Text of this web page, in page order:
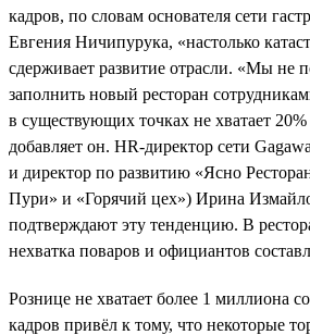
кадров, по словам основателя сети
Евгения Ничипурука, «настолько
сдерживает развитие отрасли. «Мы не
заполнить новый ресторан
в существующих точках не хватает
добавляет он. HR-директор сети
и директор по развитию «Ясно
Пури» и «Горячий цех») Ирина
подтверждают эту тенденцию. В
нехватка поваров и официантов
Рознице не хватает более 1 миллиона
кадров привёл к тому, что некоторые